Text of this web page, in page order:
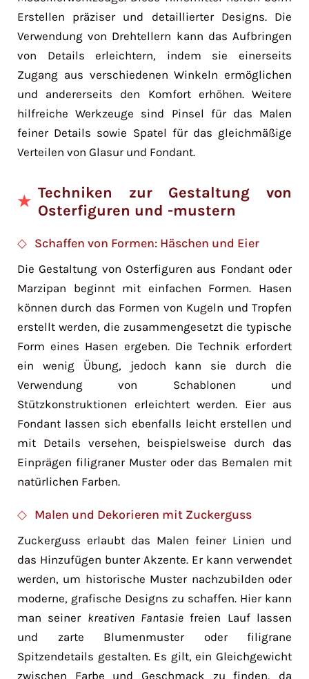
Erstellen präziser und detaillierter Designs. Die
Verwendung von Drehtellern kann das Aufbringen
von Details erleichtern, indem sie einerseits
Zugang aus verschiedenen Winkeln ermöglichen
und andererseits den Komfort erhöhen. Weitere
hilfreiche Werkzeuge sind Pinsel für das Malen
feiner Details sowie Spatel für das gleichmäßige
Verteilen von Glasur und Fondant.
Techniken zur Gestaltung von
Osterfiguren und -mustern
Schaffen von Formen: Häschen und Eier
Die Gestaltung von Osterfiguren aus Fondant oder
Marzipan beginnt mit einfachen Formen. Hasen
können durch das Formen von Kugeln und Tropfen
erstellt werden, die zusammengesetzt die typische
Form eines Hasen ergeben. Die Technik erfordert
ein wenig Übung, jedoch kann sie durch die
Verwendung von Schablonen und
Stützkonstruktionen erleichtert werden. Eier aus
Fondant lassen sich ebenfalls leicht erstellen und
mit Details versehen, beispielsweise durch das
Einprägen filigraner Muster oder das Bemalen mit
natürlichen Farben.
Malen und Dekorieren mit Zuckerguss
Zuckerguss erlaubt das Malen feiner Linien und
das Hinzufügen bunter Akzente. Er kann verwendet
werden, um historische Muster nachzubilden oder
moderne, grafische Designs zu schaffen. Hier kann
man seiner kreativen Fantasie freien Lauf lassen
und zarte Blumenmuster oder filigrane
Spitzendetails gestalten. Es gilt, ein Gleichgewicht
zwischen Farbe und Geschmack zu finden, da